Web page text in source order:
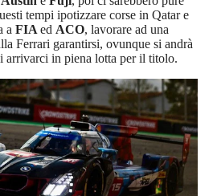
tempi ipotizzare corse in Qatar e
a FIA ed ACO, lavorare ad una
Ferrari garantirsi, ovunque si andrà
arrivarci in piena lotta per il titolo.